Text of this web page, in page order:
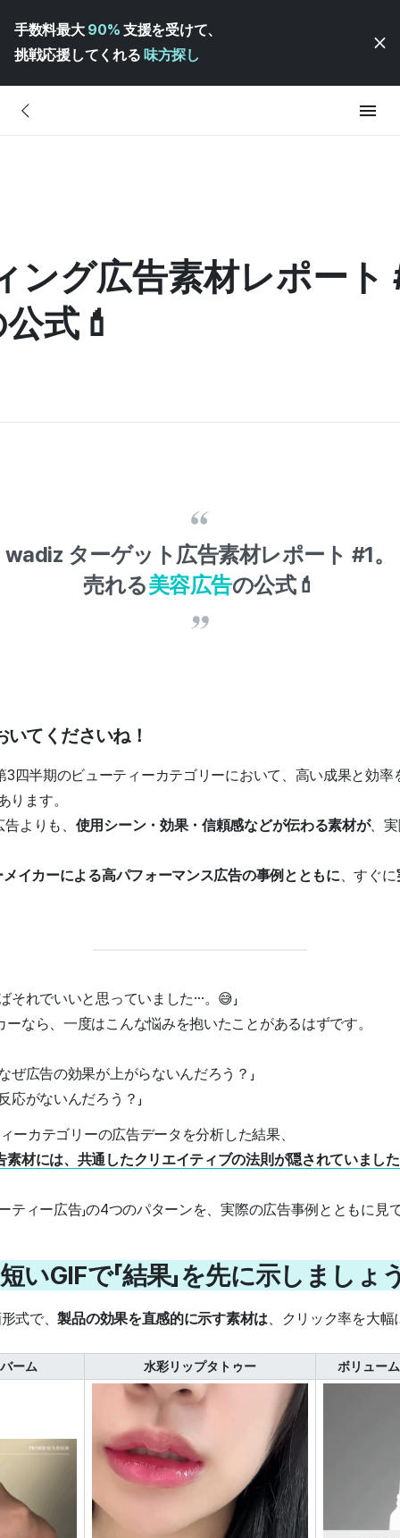
手数料最大 90% 支援を受けて、
挑戦応援してくれる 味方探し
ング広告素材レポート
式💄
wadiz ターゲット広告素材レポート #1。
売れる美容広告の公式💄
てくださいね！
3四半期のビューティーカテゴリーにおいて、高い成果と効率
ります。
告よりも、 使用シーン・効果・信頼感などが伝わる素材が、
イカーによる高パフォーマンス広告の事例とともに、すぐに
それでいいと思っていました…。😅」
なら、一度はこんな悩みを抱いたことがあるはずです。
ぜ広告の効果が上がらないんだろう？」
応がないんだろう？」
ーカテゴリーの広告データを分析した結果、
素材には、共通したクリエイティブの法則が隠されていまし
ティー広告」の4つのパターンを、実際の広告事例とともに見
いGIFで「結果」を先に示しましょ
式で、製品の効果を直感的に示す素材は、クリック率を大幅
ーム 水彩リップタトゥー ボリュー